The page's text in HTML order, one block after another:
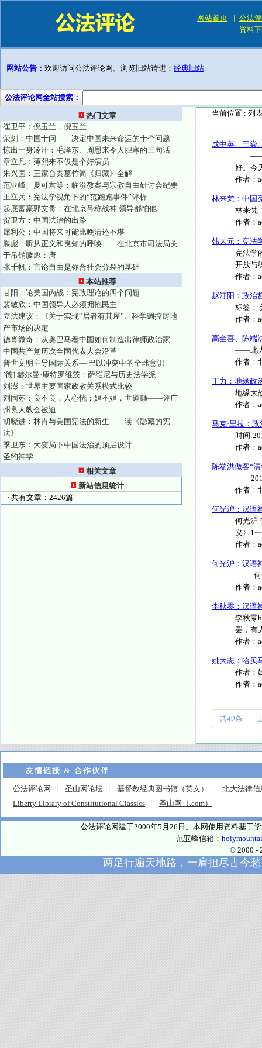
网站首页 | 公法
资料
网站公告： 欢迎访问公法评论网。浏览旧站请进： 经典旧站
公法评论网全站搜索：
热门文章
崔卫平：倪玉兰，倪玉兰
荣剑：中国十问——决定中国未来命运的十个问题
惊出一身冷汗：毛泽东、周恩来令人胆寒的三句话
章立凡：薄熙来不仅是个好演员
朱兴国：王家台秦墓竹简《归藏》全解
范亚峰、夏可君等：临汾教案与宗教自由研讨会纪要
王立兵：宪法学视角下的“范跑跑事件”评析
起底富豪郭文贵：在北京号称战神 领导都怕他
贺卫方：中国法治的出路
犀利公：中国将来可能比晚清还不堪
滕彪：听从正义和良知的呼唤——在北京市司法局关
于吊销滕彪：唐
张千帆：言论自由是弥合社会分裂的基础
本站推荐
甘阳：论美国内战：宪政理论的四个问题
裴敏欣：中国领导人必须拥抱民主
立法建议：《关于实现“居者有其屋”、科学调控房地
产市场的决定
德肖微奇：从奥巴马看中国如何制造出律师政治家
中国共产党历次全国代表大会沿革
普世文明主导国际关系— 巴以冲突中的全球意识
[德] 赫尔曼·康特罗维茨：萨维尼与历史法学派
刘澎：世界主要国家政教关系模式比较
刘同苏：良不良，人心恍；娼不娼，世道颠——评广
州良人教会被迫
胡晓进：林肯与美国宪法的新生——读《隐藏的宪
法》
季卫东：大变局下中国法治的顶层设计
圣约神学
相关文章
新站信息统计
· 共有文章：2426篇
当前位置 : 列
成中英、王焱
——从
好。今
作者：
林来梵：中国
林来梵
作者：
韩大元：宪法
宪法学
开放与
作者：
赵汀阳：政治
标签：
作者：
高全喜、陈端
——北大
作者：
丁力：地缘政
地缘大
作者：
马克·里拉：
时间
作者：
陈端洪做客“
2010
作者：
何光沪：汉语
何光沪
义〉1
作者：
何光沪：汉语
何光
作者：
李秋零：汉语
李秋零
罢，有
作者：
姚大志：哈贝
作者：
作者：
共49条
友情链接 & 合作伙伴
公法评论网 圣山网论坛 基督教经典图书馆（英文）
北大法律信
Liberty Library of Constitutional Classics
圣山网（.com）
公法评论网建于2000年5月26日。本网使用资料基于
范亚峰信箱：
© 2000 -
两足行遍天地路，一肩担尽古今